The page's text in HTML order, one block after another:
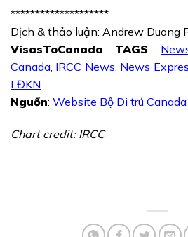
********************
Dịch & thảo luận: Andrew Duong
VisasToCanada TAGS:
Canada IRCC News News
LĐKN
Nguồn: Website Bộ Di trú Canada
Chart credit: IRCC